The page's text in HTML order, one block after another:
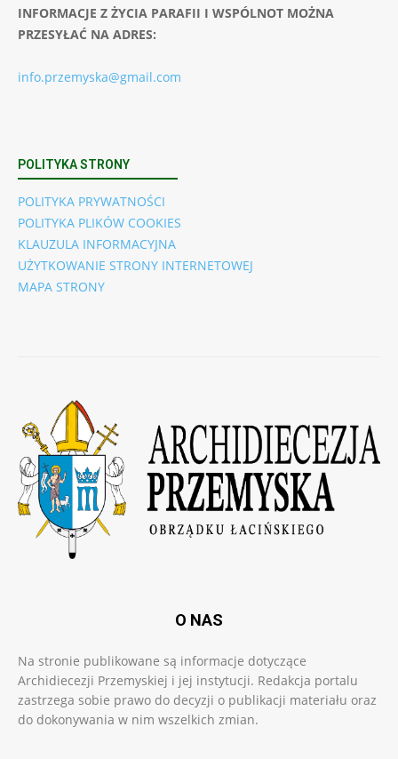
INFORMACJE Z ŻYCIA PARAFII I WSPÓLNOT MOŻNA
PRZESYŁAĆ NA ADRES:
info.przemyska@gmail.com
POLITYKA STRONY
POLITYKA PRYWATNOŚCI
POLITYKA PLIKÓW COOKIES
KLAUZULA INFORMACYJNA
UŻYTKOWANIE STRONY INTERNETOWEJ
MAPA STRONY
O NAS
Na stronie publikowane są informacje dotyczące
Archidiecezji Przemyskiej i jej instytucji. Redakcja portalu
zastrzega sobie prawo do decyzji o publikacji materiału oraz
do dokonywania w nim wszelkich zmian.